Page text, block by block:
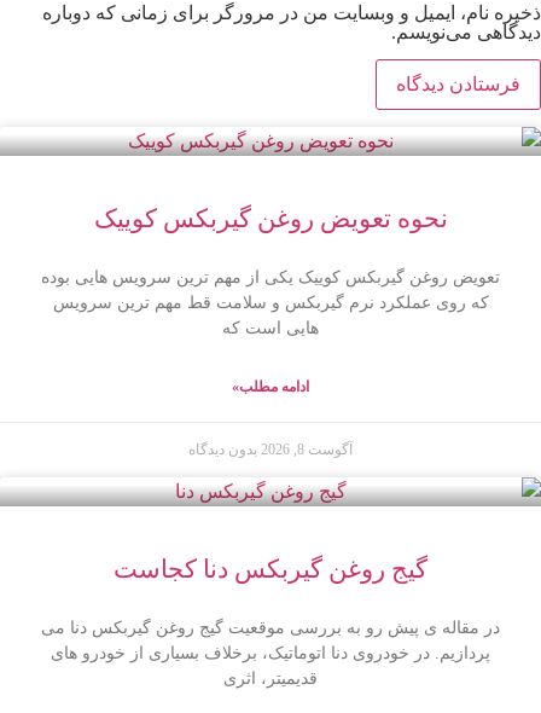
نام، ایمیل و وبسایت من در مرورگر برای زمانی که دوباره
می‌نویسم.
نحوه تعویض روغن گیربکس کوییک
تعویض روغن گیربکس کوییک یکی از مهم ترین سرویس هایی بوده
که روی عملکرد نرم گیربکس و سلامت قط مهم ترین سرویس
هایی است که
ادامه مطلب»
آگوست 8, 2026 بدون دیدگاه
گیج روغن گیربکس دنا کجاست
در مقاله ی پیش رو به بررسی موقعیت گیج روغن گیربکس دنا می
پردازیم. در خودروی دنا اتوماتیک، برخلاف بسیاری از خودرو های
قدیمیتر، اثری